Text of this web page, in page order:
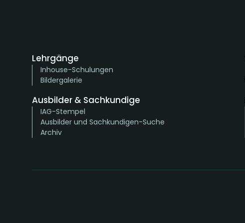
Lehrgänge
Inhouse-Schulungen
Bildergalerie
Ausbilder & Sachkundige
IAG-Stempel
Ausbilder und Sachkundigen-Suche
Archiv